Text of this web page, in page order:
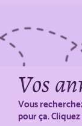
Vos
Vous
pour ça.